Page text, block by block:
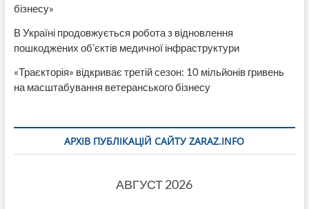
бізнесу»
В Україні продовжується робота з відновлення
пошкоджених об’єктів медичної інфраструктури
«Траєкторія» відкриває третій сезон: 10 мільйонів гривень
на масштабування ветеранського бізнесу
АРХІВ ПУБЛІКАЦІЙ САЙТУ ZARAZ.INFO
АВГУСТ 2026